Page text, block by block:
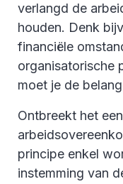
verlangd de
houden. Denk
financiële
organisatorische
moet je de
Ontbreekt het
principe enkel
instemming van